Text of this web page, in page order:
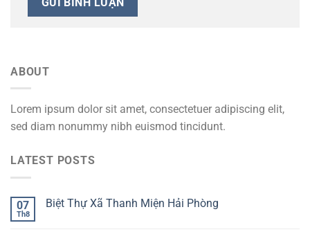
ABOUT
Lorem ipsum dolor sit amet, consectetuer adipiscing elit,
sed diam nonummy nibh euismod tincidunt.
LATEST POSTS
07
Th8
Biệt Thự Xã Thanh Miện Hải Phòng